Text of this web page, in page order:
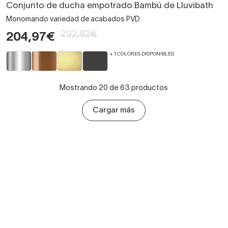
Conjunto de ducha empotrado Bambú de Lluvibath
Monomando variedad de acabados PVD
204,97€ 292,82€
+ 1 COLORES DISPONIBLES
Mostrando 20 de 63 productos
Cargar más